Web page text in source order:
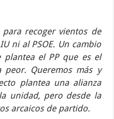
para recoger vientos de
ni al PSOE. Un cambio
el PP que es el
Queremos más y
plantea una alianza
unidad, pero desde la
arcaicos de partido.